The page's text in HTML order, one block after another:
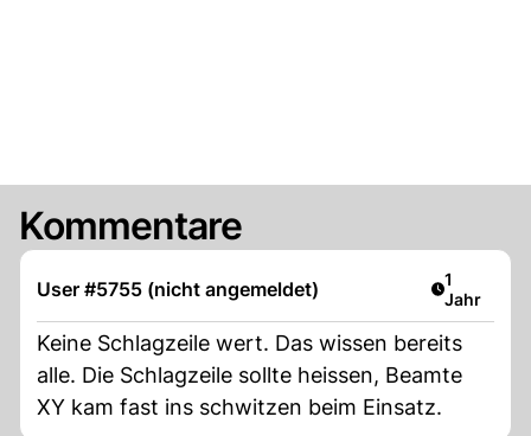
Kommentare
User #5755 (nicht angemeldet) Artikel
1
Jahr
Keine Schlagzeile wert. Das wissen bereits
alle. Die Schlagzeile sollte heissen, Beamte
XY kam fast ins schwitzen beim Einsatz.